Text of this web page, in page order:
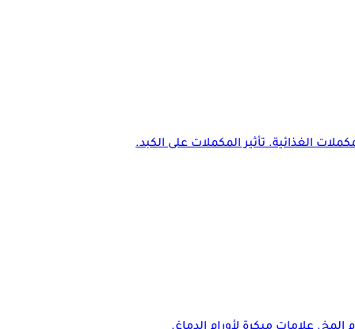
الغذائية. تأثير المكملات على الكبد.